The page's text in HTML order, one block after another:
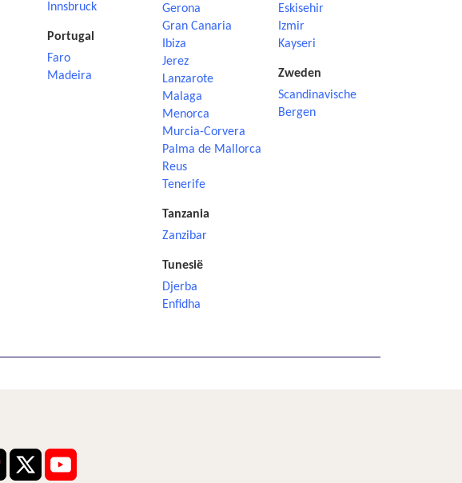
Innsbruck
Portugal
Faro
Madeira
Gerona
Gran Canaria
Ibiza
Jerez
Lanzarote
Malaga
Menorca
Murcia-Corvera
Palma de Mallorca
Reus
Tenerife
Tanzania
Zanzibar
Tunesië
Djerba
Enfidha
Eskisehir
Izmir
Kayseri
Zweden
Scandinavische
Bergen